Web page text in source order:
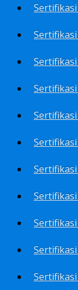
Sertifikasi
Sertifikasi
Sertifikasi